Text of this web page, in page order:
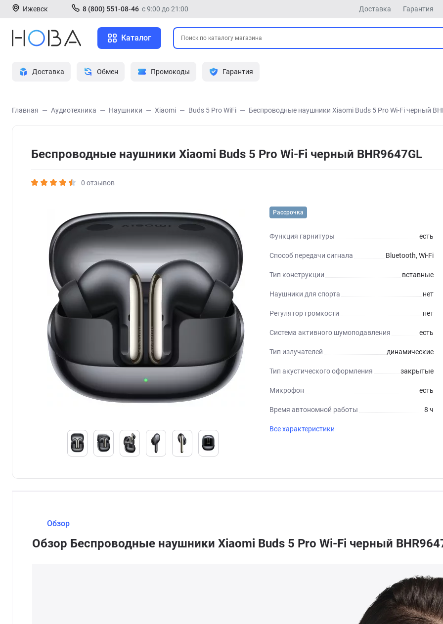
Ижевск 8 (800) 551-08-46 с 9:00 до 21:00 Доставка Гарантия
Каталог
Доставка Обмен Промокоды Гарантия
Главная Аудиотехника Наушники Xiaomi Buds 5 Pro WiFi Беспроводные наушники Xiaomi Buds 5 Pro Wi-Fi черный
Беспроводные наушники Xiaomi Buds 5 Pro Wi-Fi черный BHR9647GL
0 отзывов
Рассрочка
Функция гарнитуры есть
Способ передачи сигнала Bluetooth, Wi-Fi
Тип конструкции вставные
Наушники для спорта нет
Регулятор громкости нет
Система активного шумоподавления есть
Тип излучателей динамические
Тип акустического оформления закрытые
Микрофон есть
Время автономной работы 8 ч
Все характеристики
Обзор
Обзор Беспроводные наушники Xiaomi Buds 5 Pro Wi-Fi черный